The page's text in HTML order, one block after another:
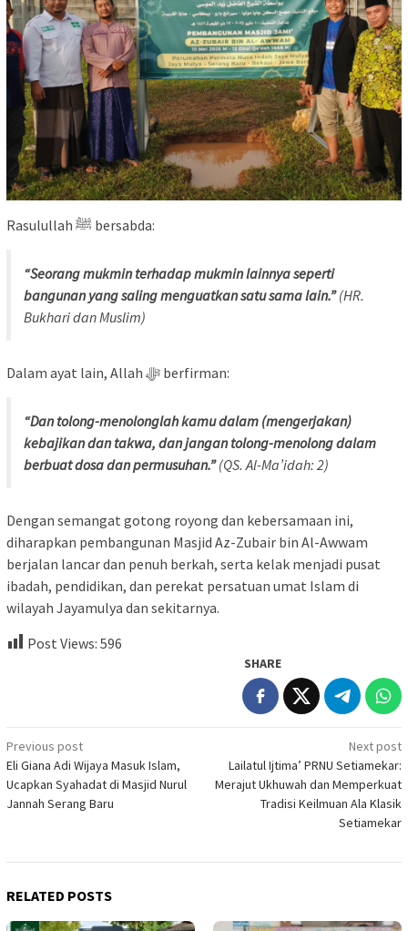
Rasulullah ﷺ bersabda:
“Seorang mukmin terhadap mukmin lainnya seperti
bangunan yang saling menguatkan satu sama lain.” (HR.
Bukhari dan Muslim)
Dalam ayat lain, Allah ﷻ berfirman:
“Dan tolong-menolonglah kamu dalam (mengerjakan)
kebajikan dan takwa, dan jangan tolong-menolong dalam
berbuat dosa dan permusuhan.” (QS. Al-Ma’idah: 2)
Dengan semangat gotong royong dan kebersamaan ini,
diharapkan pembangunan Masjid Az-Zubair bin Al-Awwam
berjalan lancar dan penuh berkah, serta kelak menjadi pusat
ibadah, pendidikan, dan perekat persatuan umat Islam di
wilayah Jayamulya dan sekitarnya.
Post Views: 596
SHARE
Post
navigation
Previous post
Eli Giana Adi Wijaya Masuk Islam,
Ucapkan Syahadat di Masjid Nurul
Jannah Serang Baru
Next post
Lailatul Ijtima’ PRNU Setiamekar:
Merajut Ukhuwah dan Memperkuat
Tradisi Keilmuan Ala Klasik
Setiamekar
RELATED POSTS